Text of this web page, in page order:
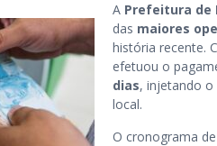
A Prefeitura de
das maiores
história recente.
efetuou o
dias, injetando
local.
O cronograma